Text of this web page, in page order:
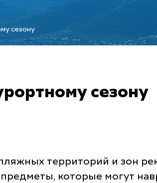
сезону
сезону
территорий и зон
которые могут